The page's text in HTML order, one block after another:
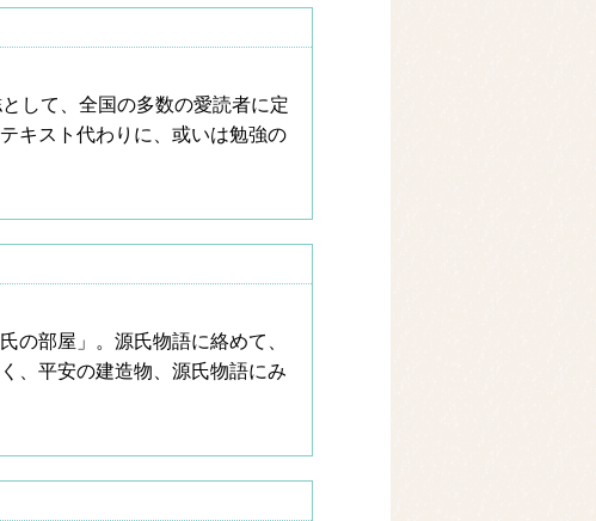
して、全国の多数の愛読者に定
キスト代わりに、或いは勉強の
の部屋」。源氏物語に絡めて、
、平安の建造物、源氏物語にみ